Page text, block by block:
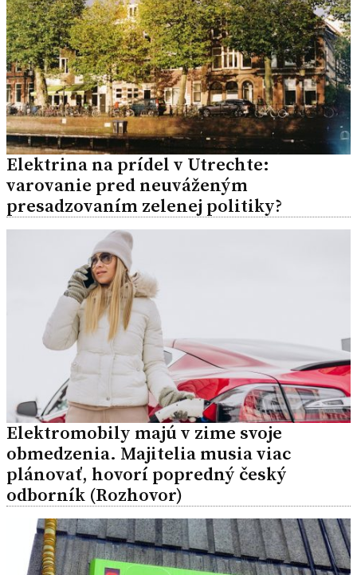
Elektrina na prídel v Utrechte:
varovanie pred neuváženým
presadzovaním zelenej politiky?
Elektromobily majú v zime svoje
obmedzenia. Majitelia musia viac
plánovať, hovorí popredný český
odborník (Rozhovor)